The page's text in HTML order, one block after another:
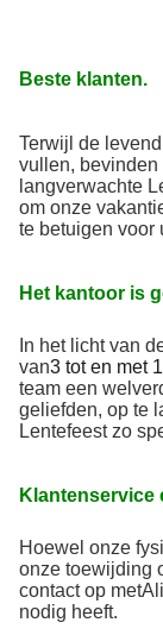
Beste klanten.
Terwijl de
vullen, bevinden
langverwachte
om onze
te betuigen voor
Het kantoor is
In het licht van
van3 tot en met
team een
geliefden, op te
Lentefeest zo
Klantenservice
Hoewel onze
onze toewijding
contact op met
nodig heeft.